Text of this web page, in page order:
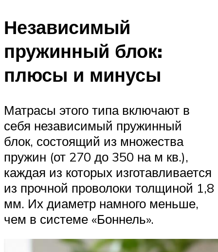
Независимый
пружинный блок:
плюсы и минусы
Матрасы этого типа включают в
себя независимый пружинный
блок, состоящий из множества
пружин (от 270 до 350 на м кв.),
каждая из которых изготавливается
из прочной проволоки толщиной 1,8
мм. Их диаметр намного меньше,
чем в системе «Боннель».